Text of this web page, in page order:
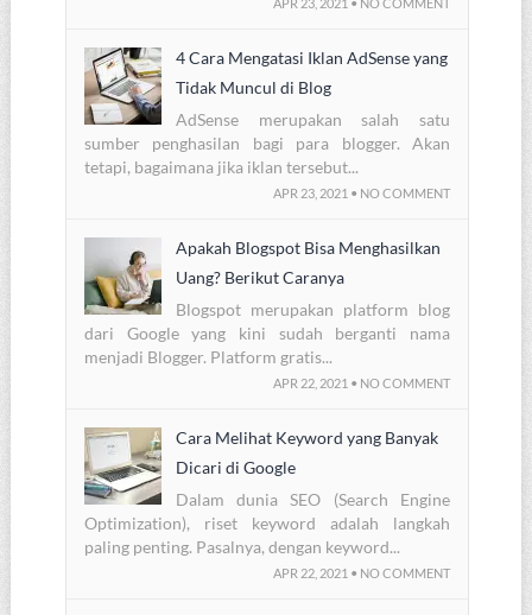
4 Cara Mengatasi Iklan AdSense yang
Tidak Muncul di Blog
AdSense merupakan salah satu
sumber penghasilan bagi para blogger. Akan
tetapi, bagaimana jika iklan tersebut...
APR 23, 2021 • NO COMMENT
Apakah Blogspot Bisa Menghasilkan
Uang? Berikut Caranya
Blogspot merupakan platform blog
dari Google yang kini sudah berganti nama
menjadi Blogger. Platform gratis...
APR 22, 2021 • NO COMMENT
Cara Melihat Keyword yang Banyak
Dicari di Google
Dalam dunia SEO (Search Engine
Optimization), riset keyword adalah langkah
paling penting. Pasalnya, dengan keyword...
APR 22, 2021 • NO COMMENT